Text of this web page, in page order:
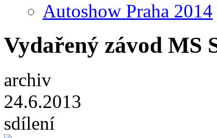
Autoshow Praha 2014
Vydařený závod MS
archiv
24.6.2013
sdílení